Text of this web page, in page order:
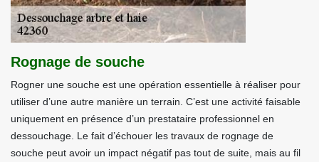
Rognage de souche
Rogner une souche est une opération essentielle à réaliser pour
utiliser d’une autre manière un terrain. C’est une activité faisable
uniquement en présence d’un prestataire professionnel en
dessouchage. Le fait d’échouer les travaux de rognage de
souche peut avoir un impact négatif pas tout de suite, mais au fil